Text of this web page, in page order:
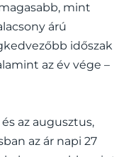
magasabb, mint
árú
időszak
az év vége –
az augusztus,
az ár napi 27